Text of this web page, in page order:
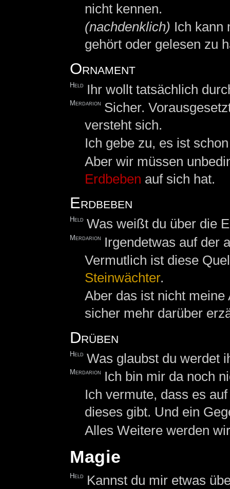
nicht kennen.
(nachdenklich) Ich kann
gehört oder gelesen zu
Ornament
Held Ihr wollt tatsächlich
Merdarion Sicher.
versteht sich.
Ich gebe zu, es ist
Aber wir müssen
Erdbeben auf sich hat.
Erdbeben
Held Was weißt du über die
Merdarion
Irgendetwas auf der
Vermutlich ist diese
Steinwächter.
Aber das ist nicht
sicher mehr darüber
Drüben
Held Was glaubst du werdet
Merdarion
Ich bin mir da noch
Ich vermute, dass es
dieses gibt. Und ein
Alles Weitere werden
Magie
Held Kannst du mir etwas